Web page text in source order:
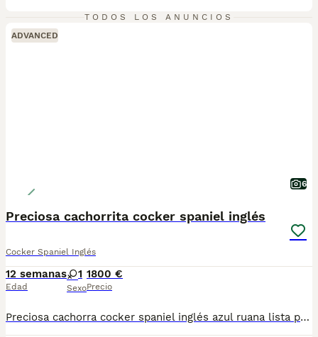
TODOS LOS ANUNCIOS
ADVANCED
6
Preciosa cachorrita cocker spaniel inglés
Cocker Spaniel Inglés
12 semanas
Edad
1
Sexo
1800 €
Precio
Preciosa cachorra cocker spaniel inglés azul ruana lista para entregar. Madre campeona de España de belleza, padre cuenta con múltiples éxitos en los shows y caza práctica de spaniels. Dulce y cariñosa , excelente morfología,con sus vacunas al día , padres testados de pruebas de salud ambos limpios ante enfermedades genéticas.